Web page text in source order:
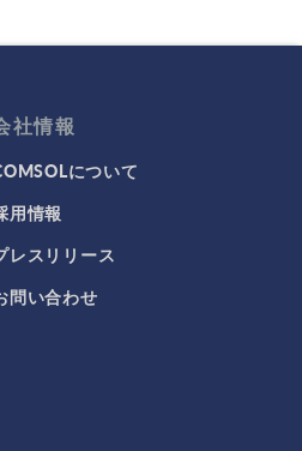
社情報
について
用情報
レスリリース
問い合わせ